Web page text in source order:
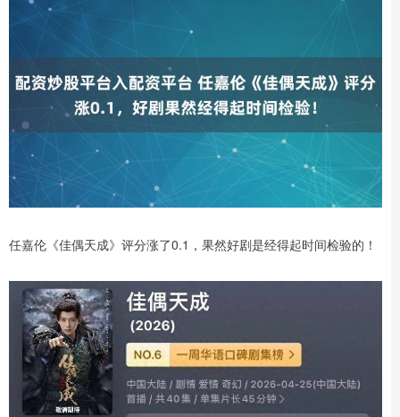
任嘉伦《佳偶天成》评分涨了0.1，果然好剧是经得起时间检验的！